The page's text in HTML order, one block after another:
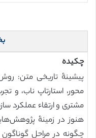
چکیده
محور، استارتاپ ناب، و
مشتری و ارتقاء عملکرد
هنوز در زمینۀ
چگونه در مراحل